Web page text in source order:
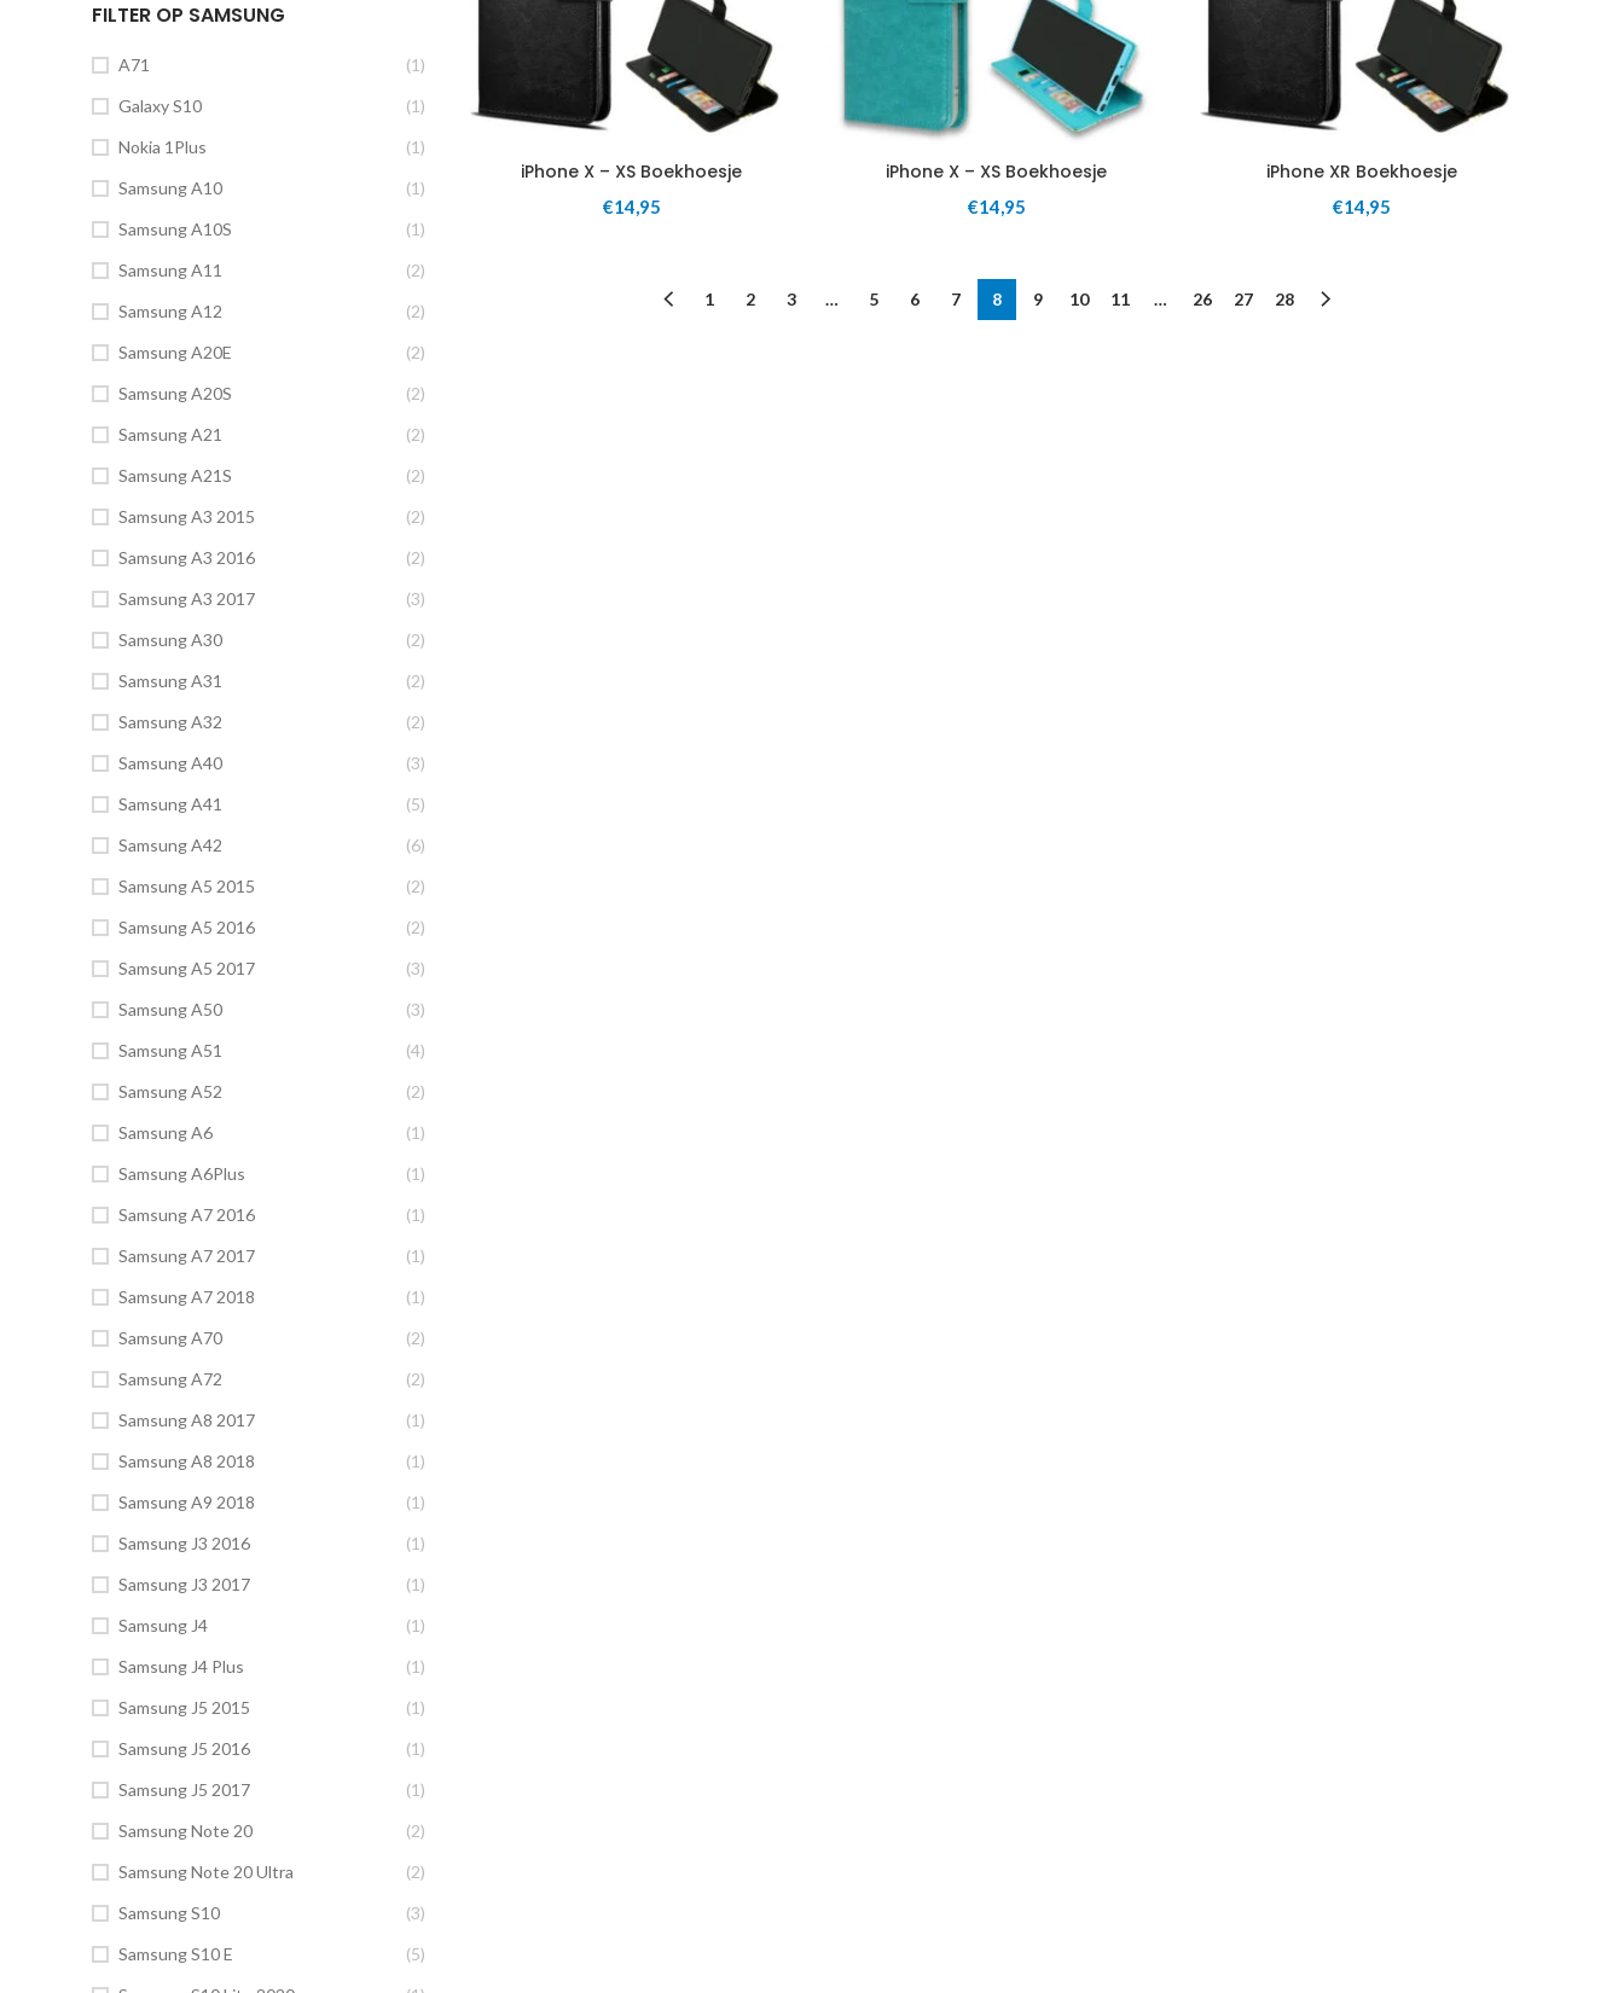
FILTER OP SAMSUNG
A71
(1)
Galaxy S10
(1)
Nokia 1Plus
(1)
Samsung A10
(1)
Samsung A10S
(1)
Samsung A11
(2)
Samsung A12
(2)
Samsung A20E
(2)
Samsung A20S
(2)
Samsung A21
(2)
Samsung A21S
(2)
Samsung A3 2015
(2)
Samsung A3 2016
(2)
Samsung A3 2017
(3)
Samsung A30
(2)
Samsung A31
(2)
Samsung A32
(2)
Samsung A40
(3)
Samsung A41
(5)
Samsung A42
(6)
Samsung A5 2015
(2)
Samsung A5 2016
(2)
Samsung A5 2017
(3)
Samsung A50
(3)
Samsung A51
(4)
Samsung A52
(2)
Samsung A6
(1)
Samsung A6Plus
(1)
Samsung A7 2016
(1)
Samsung A7 2017
(1)
Samsung A7 2018
(1)
Samsung A70
(2)
Samsung A72
(2)
Samsung A8 2017
(1)
Samsung A8 2018
(1)
Samsung A9 2018
(1)
Samsung J3 2016
(1)
Samsung J3 2017
(1)
Samsung J4
(1)
Samsung J4 Plus
(1)
Samsung J5 2015
(1)
Samsung J5 2016
(1)
Samsung J5 2017
(1)
Samsung Note 20
(2)
Samsung Note 20 Ultra
(2)
Samsung S10
(3)
Samsung S10 E
(5)
iPhone X – XS Boekhoesje
€14,95
iPhone X – XS Boekhoesje
€14,95
iPhone XR Boekhoesje
€14,95
1 2 3 … 5 6 7 8 9 10 11 … 26 27 28